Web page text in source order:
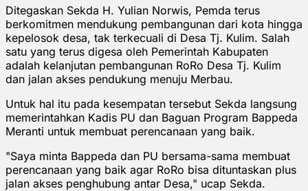
Ditegaskan Sekda H. Yulian Norwis, Pemda terus
berkomitmen mendukung pembangunan dari kota hingga
kepelosok desa, tak terkecuali di Desa Tj. Kulim. Salah
satu yang terus digesa oleh Pemerintah Kabupaten
adalah kelanjutan pembangunan RoRo Desa Tj. Kulim
dan jalan akses pendukung menuju Merbau.
Untuk hal itu pada kesempatan tersebut Sekda langsung
memerintahkan Kadis PU dan Baguan Program Bappeda
Meranti untuk membuat perencanaan yang baik.
"Saya minta Bappeda dan PU bersama-sama membuat
perencanaan yang baik agar RoRo bisa dituntaskan plus
jalan akses penghubung antar Desa," ucap Sekda.